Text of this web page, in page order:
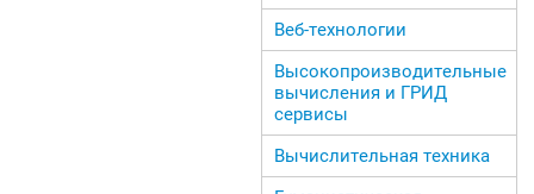
Веб-технологии
Высокопроизводительные
вычисления и ГРИД
сервисы
Вычислительная техника